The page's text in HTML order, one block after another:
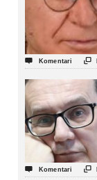
 Komentari 
 Komentari 